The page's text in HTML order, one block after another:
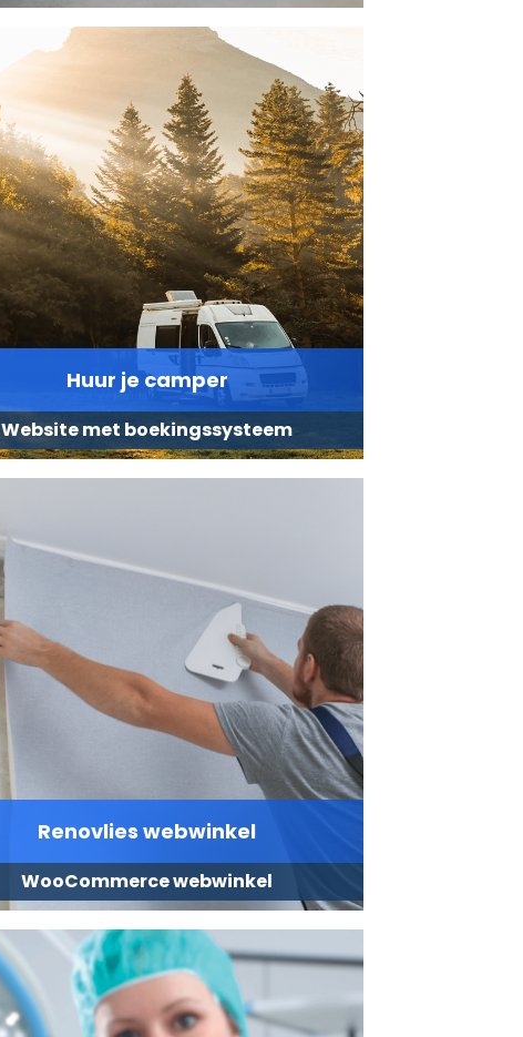
Huur je camper
Website met boekingssysteem
Renovlies webwinkel
WooCommerce webwinkel